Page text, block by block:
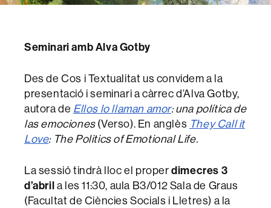
Seminari amb Alva Gotby
Des de Cos i Textualitat us convidem a la
presentació i seminari a càrrec d’Alva Gotby,
autora de Ellos lo llaman amor: una política de
las emociones(Verso). En anglès They Call it
Love: The Politics of Emotional Life.
La sessió tindrà lloc el properdimecres 3
d’abrila les 11:30, aula B3/012 Sala de Graus
(Facultat de Ciències Socials i Lletres) a la